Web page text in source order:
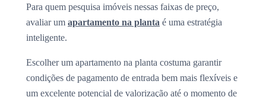
Para quem pesquisa imóveis nessas faixas de preço,
avaliar um apartamento na planta é uma estratégia
inteligente.
Escolher um apartamento na planta costuma garantir
condições de pagamento de entrada bem mais flexíveis e
um excelente potencial de valorização até o momento de